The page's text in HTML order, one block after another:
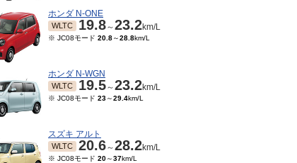
ホンダ N-ONE
WLTC 19.8～23.2km/L
※ JC08モード 20.8～28.8km/L
ホンダ N-WGN
WLTC 19.5～23.2km/L
※ JC08モード 23～29.4km/L
スズキ アルト
WLTC 20.6～28.2km/L
※ JC08モード 20～37km/L